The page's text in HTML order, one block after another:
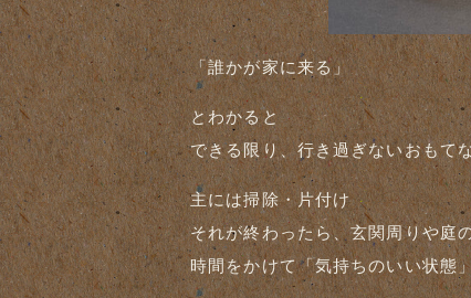
「誰かが家に来る」
とわかると
できる限り、行き過ぎないおもて
主には掃除・片付け
それが終わったら、玄関周りや庭
時間をかけて「気持ちのいい状態